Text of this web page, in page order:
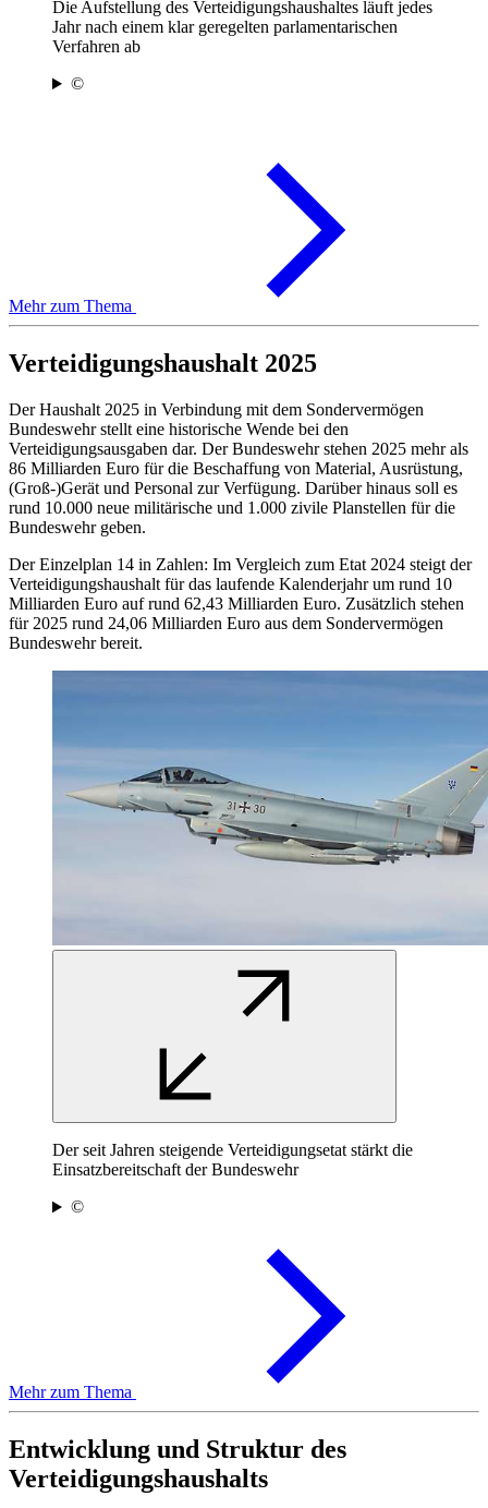
Die Aufstellung des Verteidigungshaushaltes läuft jedes
Jahr nach einem klar geregelten parlamentarischen
Verfahren ab
©
Mehr zum Thema
Verteidigungshaushalt 2025
Der Haushalt 2025 in Verbindung mit dem Sondervermögen
Bundeswehr stellt eine historische Wende bei den
Verteidigungsausgaben dar. Der Bundeswehr stehen 2025 mehr als
86 Milliarden Euro für die Beschaffung von Material, Ausrüstung,
(Groß-)Gerät und Personal zur Verfügung. Darüber hinaus soll es
rund 10.000 neue militärische und 1.000 zivile Planstellen für die
Bundeswehr geben.
Der Einzelplan 14 in Zahlen: Im Vergleich zum Etat 2024 steigt der
Verteidigungshaushalt für das laufende Kalenderjahr um rund 10
Milliarden Euro auf rund 62,43 Milliarden Euro. Zusätzlich stehen
für 2025 rund 24,06 Milliarden Euro aus dem Sondervermögen
Bundeswehr bereit.
Der seit Jahren steigende Verteidigungsetat stärkt die
Einsatzbereitschaft der Bundeswehr
©
Mehr zum Thema
Entwicklung und Struktur des
Verteidigungshaushalts